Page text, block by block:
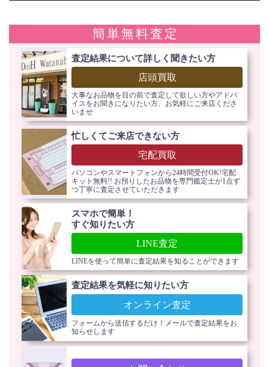
簡単無料査定
査定結果について詳しく聞きたい方
店頭買取
大事なお品物を目の前で査定して欲しい方やアドバ
イスをお聞きになりたい方、お気軽にご来店くださ
いませ
忙しくてご来店できない方
宅配買取
パソコンやスマートフォンから24時間受付OK!宅配
キット無料!! お預りしたお品物を専門鑑定士が1点ず
つ丁寧に査定させていただきます
スマホで簡単！
すぐ知りたい方
LINE査定
LINEを使って簡単に査定結果を知ることができます
査定結果を気軽に知りたい方
オンライン査定
フォームから送信するだけ！メールで査定結果をお
知らせします